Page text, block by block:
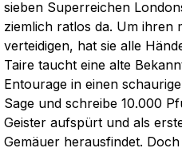
sieben Superreichen
ziemlich ratlos da. Um ihren
verteidigen, hat sie alle
Taire taucht eine alte
Entourage in einen
Sage und schreibe 10.000
Geister aufspürt und als
Gemäuer herausfindet.